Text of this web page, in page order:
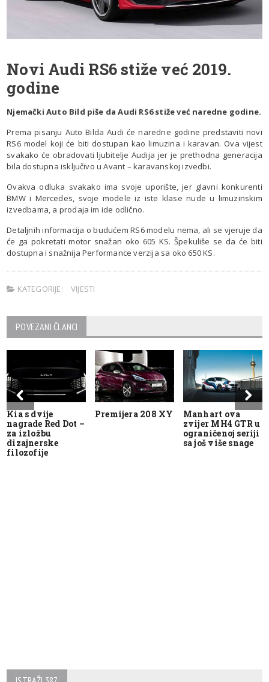
Novi Audi RS6 stiže već 2019.
godine
Njemački Auto Bild piše da Audi RS6 stiže već naredne godine.
Prema pisanju Auto Bilda Audi će naredne godine predstaviti novi
RS6 model koji će biti dostupan kao limuzina i karavan. Ova vijest
svakako će obradovati ljubitelje Audija jer je prethodna generacija
bila dostupna isključivo u Avant – karavanskoj izvedbi.
Ovakva odluka svakako ima svoje uporište, jer glavni konkurenti
BMW i Mercedes, svoje modele iz iste klase nude u limuzinskim
izvedbama, a prodaja im ide odlično.
Detaljnih informacija o budućem RS6 modelu nema, ali se vjeruje da
će ga pokretati motor snažan oko 605 KS. Špekuliše se da će biti
dostupna i snažnija Performance verzija sa oko 650 KS.
KATEGORIJE: VIJESTI
POVEZANI ČLANCI
Kia s dvije
nagrade Red Dot –
za izložbu
dizajnerske
filozofije
Premijera 208 XY
Manhart ova
zvijer MH4 GTR u
ograničenoj seriji
sa još više snage